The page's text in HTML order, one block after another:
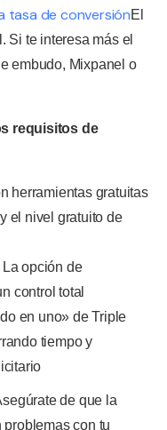
tasa de conversiónEl
Si te interesa más el
embudo, Mixpanel o
requisitos de
herramientas gratuitas
el nivel gratuito de
La opción de
control total
en uno» de Triple
tiempo y
de que la
con tu